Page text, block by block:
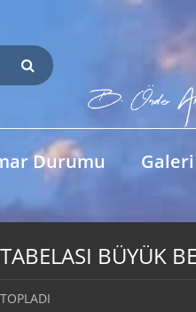
Durumu Galeri
BÜYÜK